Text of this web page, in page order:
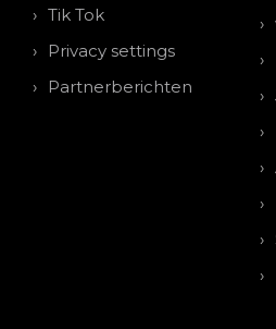
Tik Tok
Privacy settings
Partnerberichten